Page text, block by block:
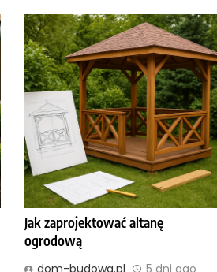
Jak zaprojektować altanę
ogrodową
dom-budowa.pl 5 dni ago